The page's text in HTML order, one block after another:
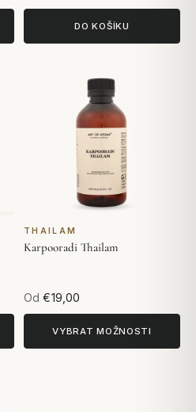
DO KOŠÍKU
THAILAM
Karpooradi Thailam
Od €19,00
VYBRAT MOŽNOSTI